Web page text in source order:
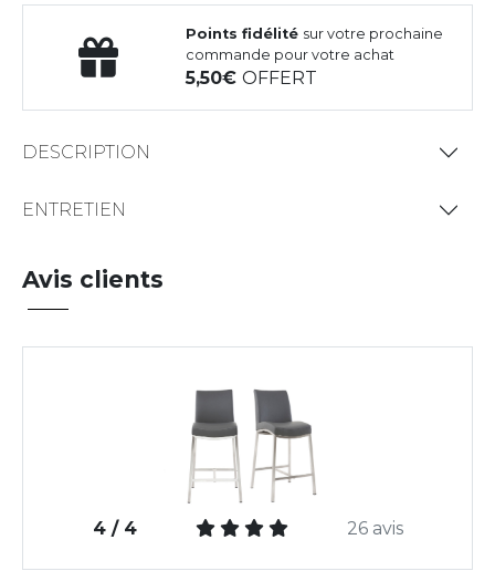
Points fidélité sur votre prochaine
commande pour votre achat
5,50OFFERT
DESCRIPTION
ENTRETIEN
Avis clients
4 / 4 26 avis